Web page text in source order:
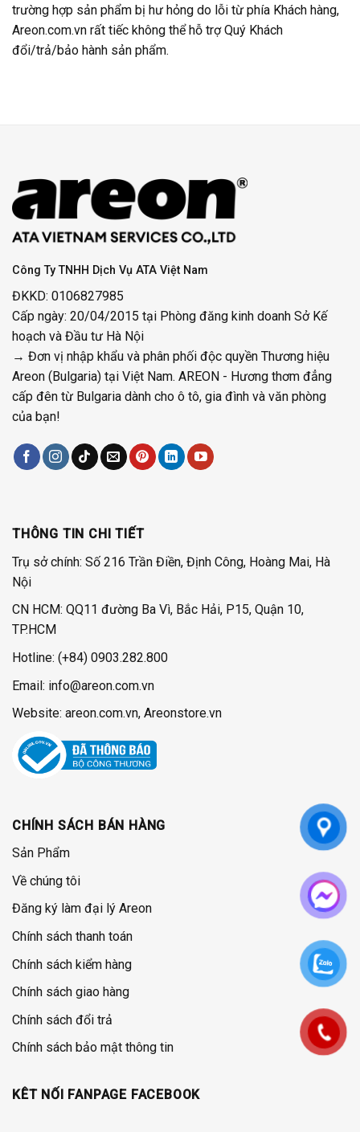
trường hợp sản phẩm bị hư hỏng do lỗi từ phía Khách hàng,
Areon.com.vn rất tiếc không thể hỗ trợ Quý Khách
đổi/trả/bảo hành sản phẩm.
Công Ty TNHH Dịch Vụ ATA Việt Nam
ĐKKD: 0106827985
Cấp ngày: 20/04/2015 tại Phòng đăng kinh doanh Sở Kế
hoạch và Đầu tư Hà Nội
→ Đơn vị nhập khẩu và phân phối độc quyền Thương hiệu
Areon (Bulgaria) tại Việt Nam. AREON - Hương thơm đẳng
cấp đên từ Bulgaria dành cho ô tô, gia đình và văn phòng
của bạn!
THÔNG TIN CHI TIẾT
Trụ sở chính: Số 216 Trần Điền, Định Công, Hoàng Mai, Hà
Nội
CN HCM: QQ11 đường Ba Vì, Bắc Hải, P15, Quận 10,
TP.HCM
Hotline: (+84) 0903.282.800
Email: info@areon.com.vn
Website: areon.com.vn, Areonstore.vn
CHÍNH SÁCH BÁN HÀNG
Sản Phẩm
Về chúng tôi
Đăng ký làm đại lý Areon
Chính sách thanh toán
Chính sách kiểm hàng
Chính sách giao hàng
Chính sách đổi trả
Chính sách bảo mật thông tin
KÊT NỐI FANPAGE FACEBOOK